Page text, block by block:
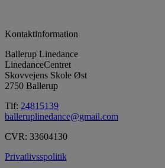
Kontaktinformation
Ballerup Linedance
LinedanceCentret
Skovvejens Skole Øst
2750 Ballerup
Tlf: 24815139
balleruplinedance@gmail.com
CVR: 33604130
Privatlivsspolitik